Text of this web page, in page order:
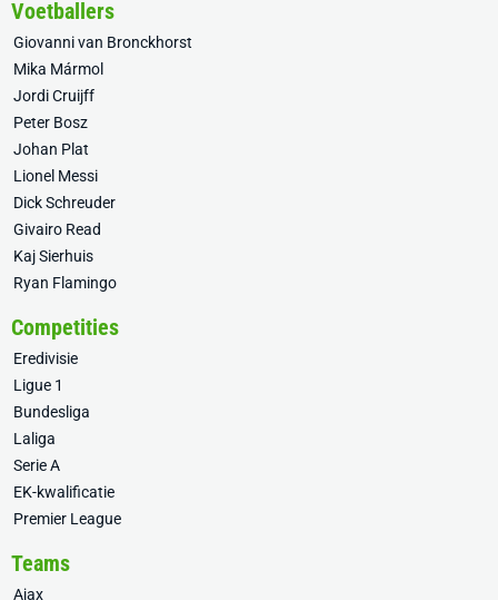
Voetballers
Giovanni van Bronckhorst
Mika Mármol
Jordi Cruijff
Peter Bosz
Johan Plat
Lionel Messi
Dick Schreuder
Givairo Read
Kaj Sierhuis
Ryan Flamingo
Competities
Eredivisie
Ligue 1
Bundesliga
Laliga
Serie A
EK-kwalificatie
Premier League
Teams
Ajax